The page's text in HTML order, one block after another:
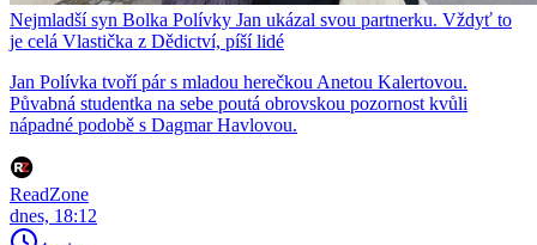
Nejmladší syn Bolka Polívky Jan ukázal svou partnerku. Vždyť to
je celá Vlastička z Dědictví, píší lidé
Jan Polívka tvoří pár s mladou herečkou Anetou Kalertovou.
Půvabná studentka na sebe poutá obrovskou pozornost kvůli
nápadné podobě s Dagmar Havlovou.
ReadZone
dnes, 18:12